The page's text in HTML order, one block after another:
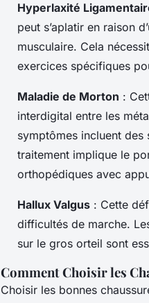
Hyperlaxité
peut s’aplatir en raison
musculaire. Cela
exercices spécifiques
Maladie de Morton :
interdigital entre les
symptômes incluent
traitement implique le
orthopédiques avec
Hallux Valgus : Cette
difficultés de marche.
sur le gros orteil sont
Comment Choisir les
Choisir les bonnes